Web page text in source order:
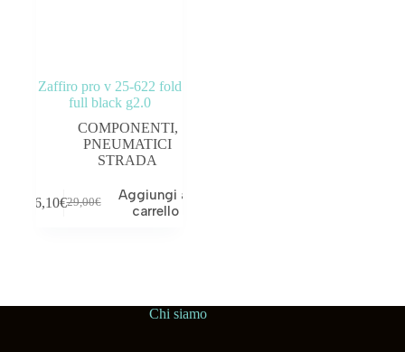
OUTLET
Zaffiro pro v 25-622 fold
full black g2.0
COMPONENTI,
PNEUMATICI
STRADA
29,00€
26,10€
Aggiungi al
carrello
Chi siamo